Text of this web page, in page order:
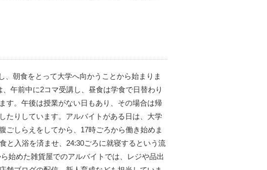
、朝食をとって大学へ向かうことから始まりま
午前中に2コマ受講し、昼食は学食で日替わり
す。午後は授業がない日もあり、その場合は帰
たりしています。アルバイトがある日は、大学
ごしらえをしてから、17時ごろから働き始めま
と入浴を済ませ、24:30ごろに就寝するという流
始めた雑貨屋でのアルバイトでは、レジや品出